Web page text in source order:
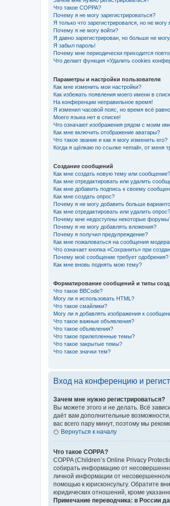
Что такое COPPA?
Почему я не могу зарегистрироваться?
Я только что зарегистрировался, но не могу
Почему я не могу войти?
Я давно зарегистрирован, но больше не
Я забыл пароль!
Почему мне периодически приходится
Что делает функция «Удалить cookies
Параметры и настройки пользователя
Как мне изменить мои настройки?
Как избежать появления моего имени в
На конференции неправильное время!
Я изменил часовой пояс, но время всё
Моего языка нет в списке!
Что означают изображения рядом с моим
Как мне включить отображение аватары?
Что такое звание и как я могу изменить его?
Когда я щёлкаю по ссылке «email», от меня
Создание сообщений
Как мне создать новую тему или сообщение?
Как мне отредактировать или удалить
Как мне добавить подпись к своему
Как мне создать опрос?
Почему я не могу добавить больше
Как мне отредактировать или удалить опрос?
Почему мне недоступны некоторые
Почему я не могу добавлять вложения?
Почему я получил предупреждение?
Как мне пожаловаться на сообщения
Что означает кнопка «Сохранить» при
Почему моё сообщение требует одобрения?
Как мне вновь поднять мою тему?
Форматирование сообщений и типы
Что такое BBCode?
Могу ли я использовать HTML?
Что такое смайлики?
Могу ли я добавлять изображения к
Что такое важные объявления?
Что такое объявления?
Что такое прилепленные темы?
Что такое закрытые темы?
Что такое значки тем?
Вход на конференцию и
Зачем мне нужно регистрироваться?
Вы можете этого и не делать. Всё
даёт вам дополнительные
вас всего пару минут, поэтому мы
Вернуться к началу
Что такое COPPA?
COPPA (Children’s Online Privacy
собирать информацию от
личной информации от
помощью к юрисконсульту. Обратите
юридических отношений, кроме
Примечание переводчика: в России